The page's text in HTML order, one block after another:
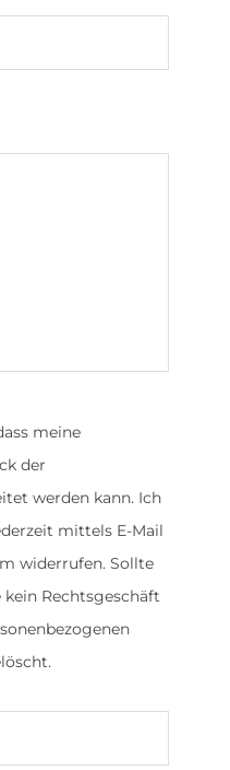
der
werden kann. Ich
mittels E-Mail
widerrufen. Sollte
Rechtsgeschäft